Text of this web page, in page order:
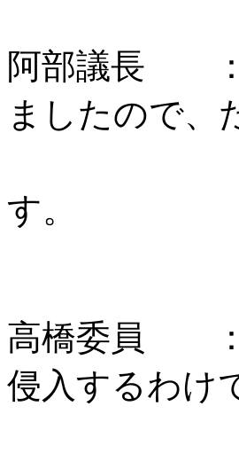
阿部議長 ：
ましたので、
ご意見
高橋委員 ：
侵入するわけ
ているこ